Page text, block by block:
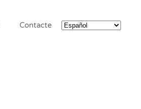
Contacte